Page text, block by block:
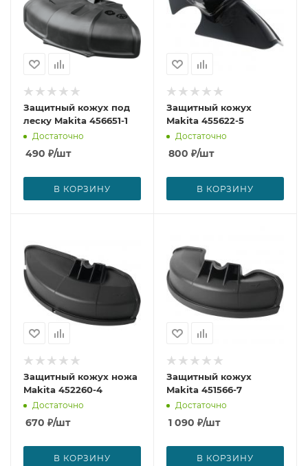
Защитный кожух под
леску Makita 456651-1
Достаточно
490 ₽/шт
В КОРЗИНУ
Защитный кожух
Makita 455622-5
Достаточно
800 ₽/шт
В КОРЗИНУ
Защитный кожух ножа
Makita 452260-4
Достаточно
670 ₽/шт
В КОРЗИНУ
Защитный кожух
Makita 451566-7
Достаточно
1 090 ₽/шт
В КОРЗИНУ